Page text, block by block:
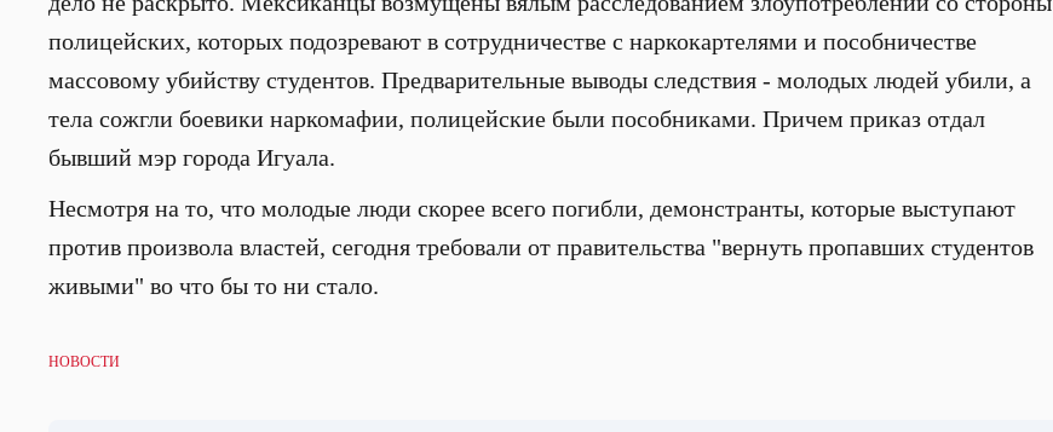
полицейских, которых подозревают в сотрудничестве с наркокартелями и пособничестве
массовому убийству студентов. Предварительные выводы следствия - молодых людей убили, а
тела сожгли боевики наркомафии, полицейские были пособниками. Причем приказ отдал
бывший мэр города Игуала.
Несмотря на то, что молодые люди скорее всего погибли, демонстранты, которые выступают
против произвола властей, сегодня требовали от правительства "вернуть пропавших студентов
живыми" во что бы то ни стало.
НОВОСТИ